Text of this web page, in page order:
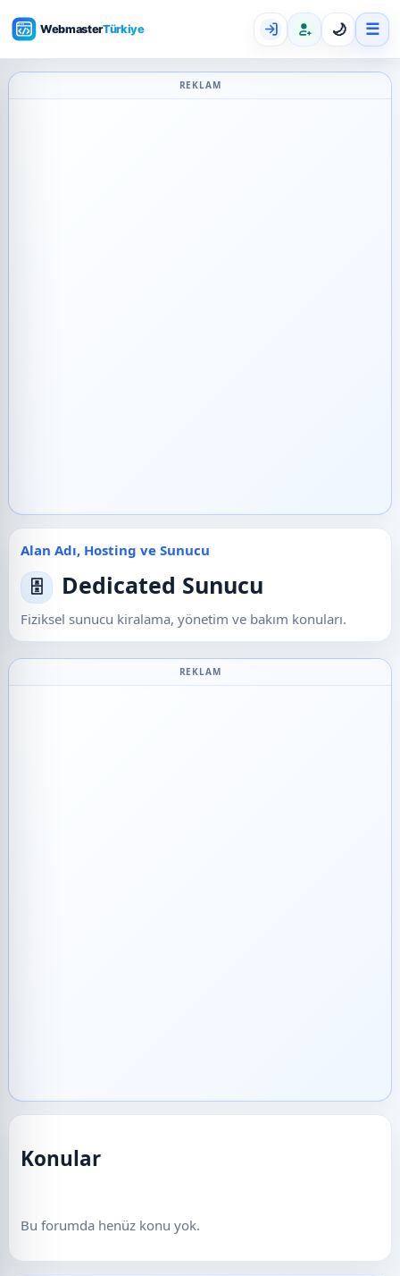
🌙 ☰
REKLAM
Alan Adı, Hosting ve Sunucu
🗄️ Dedicated Sunucu
Fiziksel sunucu kiralama, yönetim ve bakım konuları.
REKLAM
Konular
Bu forumda henüz konu yok.